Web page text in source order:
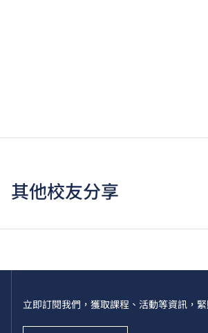
其他校友分享
立即訂閱我們，獲取課程、活動等資訊，緊